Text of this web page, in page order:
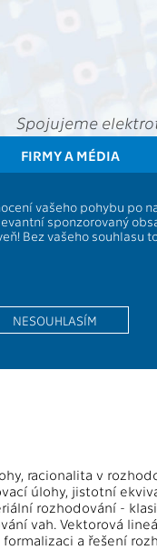
Spojujeme
FIRMY A MÉDIA
vašeho pohybu po
sponzorovaný
Bez vašeho souhlasu
NESOUHLASÍM
racionalita v
úlohy, jistotní
rozhodování -
vah. Vektorová
a řešení